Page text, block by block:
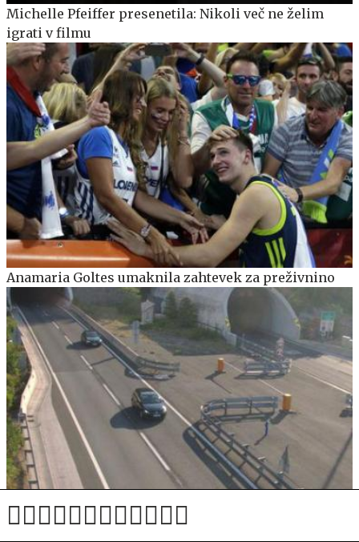
Michelle Pfeiffer presenetila: Nikoli več ne želim
igrati v filmu
Anamaria Goltes umaknila zahtevek za preživnino
Šok na avtocesti: pri predoru Sveti Rok se je na cesti